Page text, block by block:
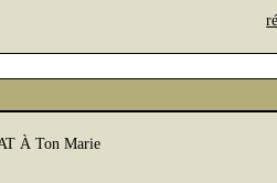
À Ton Marie